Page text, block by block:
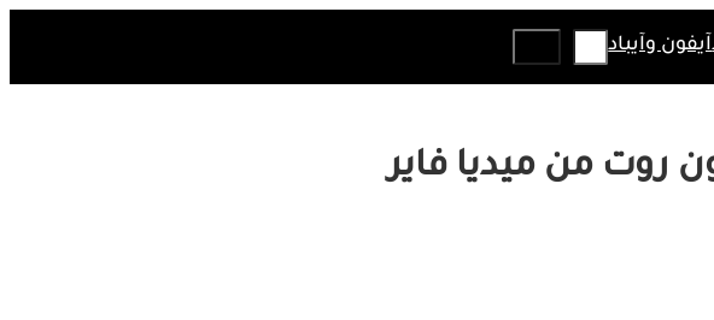
آيفون وآيباد
روت من ميديا فاير